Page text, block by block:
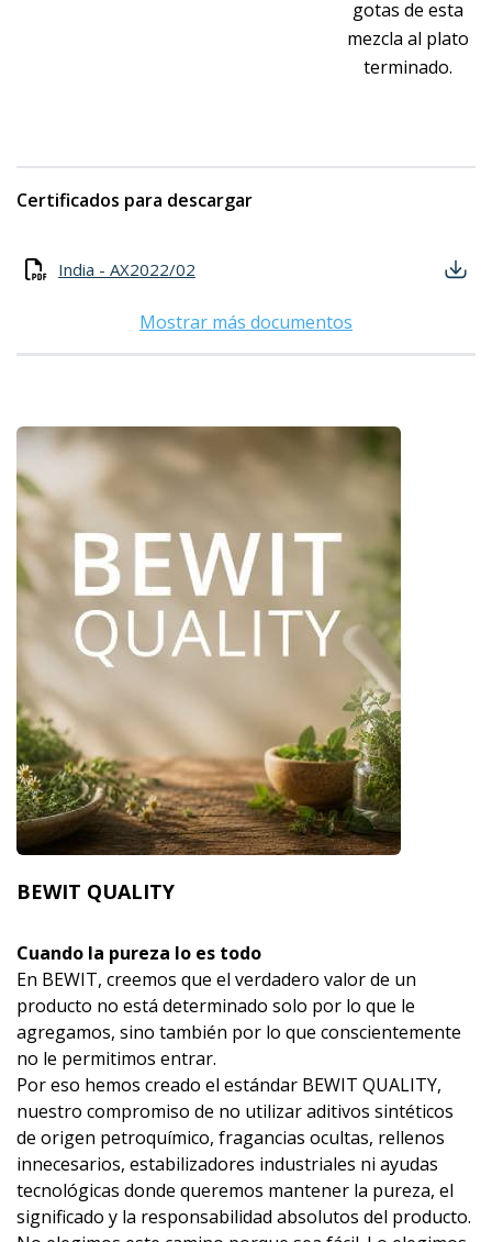
gotas de esta
mezcla al plato
terminado.
Certificados para descargar
India - AX2022/02
Mostrar más documentos
BEWIT QUALITY
Cuando la pureza lo es todo
En BEWIT, creemos que el verdadero valor de un
producto no está determinado solo por lo que le
agregamos, sino también por lo que conscientemente
no le permitimos entrar.
Por eso hemos creado el estándar BEWIT QUALITY,
nuestro compromiso de no utilizar aditivos sintéticos
de origen petroquímico, fragancias ocultas, rellenos
innecesarios, estabilizadores industriales ni ayudas
tecnológicas donde queremos mantener la pureza, el
significado y la responsabilidad absolutos del producto.